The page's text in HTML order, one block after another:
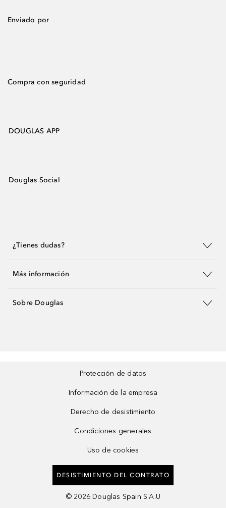
Enviado por
Compra con seguridad
DOUGLAS APP
Douglas Social
¿Tienes dudas?
Más información
Sobre Douglas
Protección de datos
Información de la empresa
Derecho de desistimiento
Condiciones generales
Uso de cookies
DESISTIMIENTO DEL CONTRATO
© 2026 Douglas Spain S.A.U